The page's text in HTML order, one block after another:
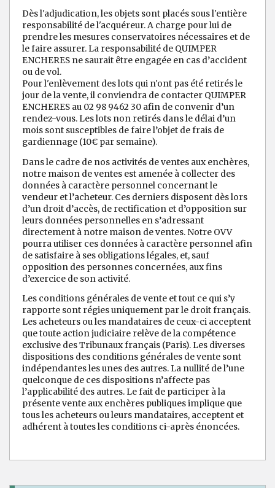
Dès l'adjudication, les objets sont placés sous l'entière
responsabilité de l'acquéreur. A charge pour lui de
prendre les mesures conservatoires nécessaires et de
le faire assurer. La responsabilité de QUIMPER
ENCHERES ne saurait être engagée en cas d’accident
ou de vol.
Pour l'enlèvement des lots qui n'ont pas été retirés le
jour de la vente, il conviendra de contacter QUIMPER
ENCHERES au 02 98 9462 30 afin de convenir d’un
rendez-vous. Les lots non retirés dans le délai d’un
mois sont susceptibles de faire l’objet de frais de
gardiennage (10€ par semaine).
Dans le cadre de nos activités de ventes aux enchères,
notre maison de ventes est amenée à collecter des
données à caractère personnel concernant le
vendeur et l’acheteur. Ces derniers disposent dès lors
d’un droit d’accès, de rectification et d’opposition sur
leurs données personnelles en s’adressant
directement à notre maison de ventes. Notre OVV
pourra utiliser ces données à caractère personnel afin
de satisfaire à ses obligations légales, et, sauf
opposition des personnes concernées, aux fins
d’exercice de son activité.
Les conditions générales de vente et tout ce qui s’y
rapporte sont régies uniquement par le droit français.
Les acheteurs ou les mandataires de ceux-ci acceptent
que toute action judiciaire relève de la compétence
exclusive des Tribunaux français (Paris). Les diverses
dispositions des conditions générales de vente sont
indépendantes les unes des autres. La nullité de l’une
quelconque de ces dispositions n’affecte pas
l’applicabilité des autres. Le fait de participer à la
présente vente aux enchères publiques implique que
tous les acheteurs ou leurs mandataires, acceptent et
adhérent à toutes les conditions ci-après énoncées.